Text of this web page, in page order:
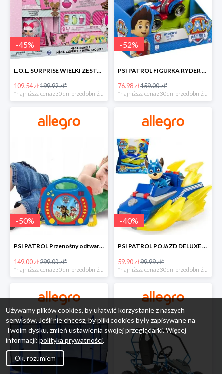
-45%
L.O.L. SURPRISE WIELKI ZESTAW NIESPODZIANKA 4 GRY -45%
109.54 zł199.99 zł*
-52%
PSI PATROL FIGURKA RYDER + QUAD POJAZD RATUNKOWY -51%
76.98 zł159.00 zł*
-50%
PSI PATROL Przenośny odtwarzacz CD Karaoke PAW -50%
149.00 zł299.00 zł*
*najniższa cena z 30 dni przed obniżką
-40%
PSI PATROL POJAZD DELUXE FIGURKA CHASE MIGHTY PUPS -40%
59.90 zł99.99 zł*
*najniższa cena z 30 dni przed obniżką
Używamy plików cookies, by ułatwić korzystanie z naszych
serwisów. Jeśli nie chcesz, by pliki cookies były zapisywane na
Twoim dysku, zmień ustawienia swojej przeglądarki. Więcej
informacji: polityka prywatności.
Ok, rozumiem